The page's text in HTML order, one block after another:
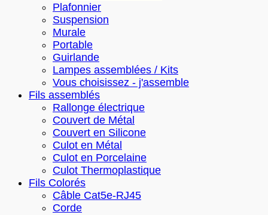
Plafonnier
Suspension
Murale
Portable
Guirlande
Lampes assemblées / Kits
Vous choisissez - j'assemble
Fils assemblés
Rallonge électrique
Couvert de Métal
Couvert en Silicone
Culot en Métal
Culot en Porcelaine
Culot Thermoplastique
Fils Colorés
Câble Cat5e-RJ45
Corde